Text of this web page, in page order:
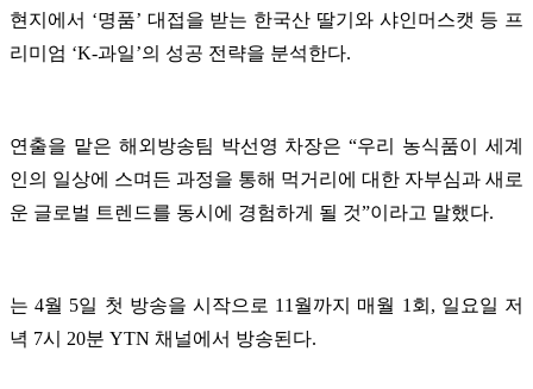
현지에서 ‘명품’ 대접을 받는 한국산 딸기와 샤인머스캣 등 프
리미엄 ‘K-과일’의 성공 전략을 분석한다.
연출을 맡은 해외방송팀 박선영 차장은 “우리 농식품이 세계
인의 일상에 스며든 과정을 통해 먹거리에 대한 자부심과 새로
운 글로벌 트렌드를 동시에 경험하게 될 것”이라고 말했다.
는 4월 5일 첫 방송을 시작으로 11월까지 매월 1회, 일요일 저
녁 7시 20분 YTN 채널에서 방송된다.